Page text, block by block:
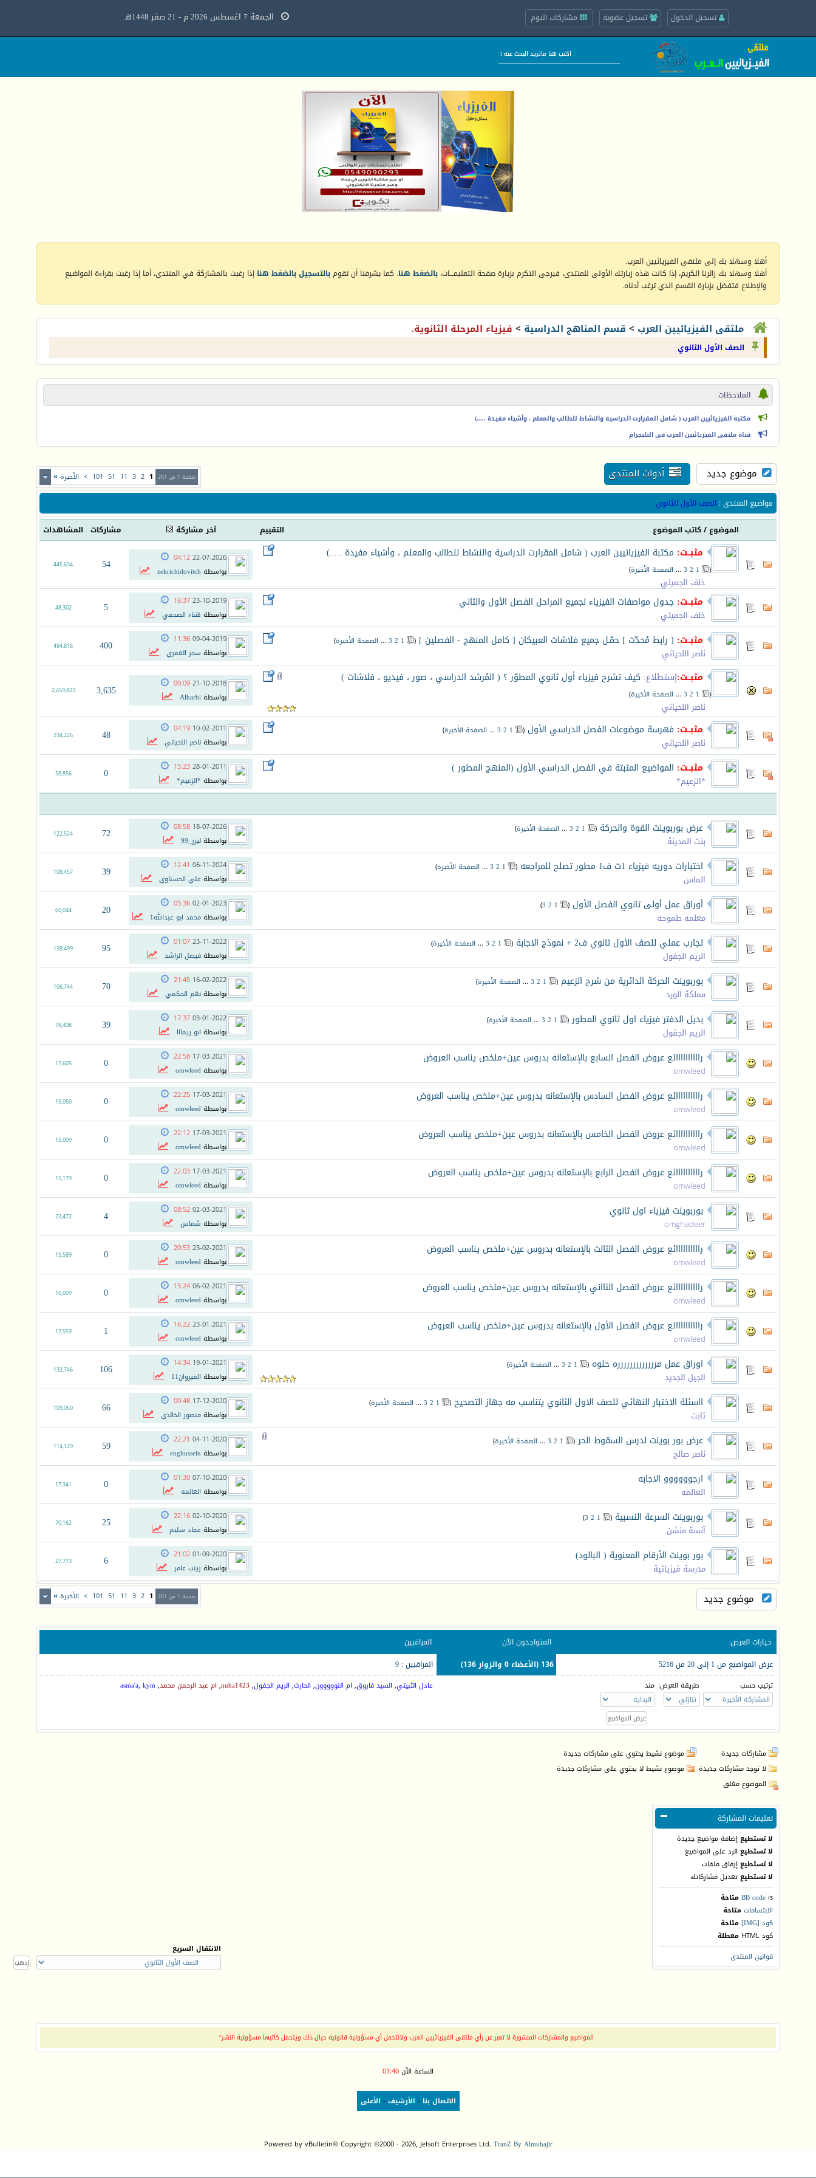
تسجيل الدخول تسجيل عضوية مشاركات اليوم الجمعة 7 اغسطس 2026 م - 21 صفر 1448هـ
أهلا وسهلا بك إلى ملتقى الفيزيائيين العرب.
أهلا وسهلا بك زائرنا الكريم، إذا كانت هذه زيارتك الأولى للمنتدى، فيرجى التكرم بزيارة صفحة التعليمـــات، بالضغط هنا. كما يشرفنا أن تقومبالتسجيل بالضغط هنا إذا رغبت بالمشاركة في المنتدى، أما إذا رغبت بقراءة المواضيع
والإطلاع فتفضل بزيارة القسم الذي ترغب أدناه.
ملتقى الفيزيائيين العرب > قسم المناهج الدراسية > فيزياء المرحلة الثانوية.
الصف الأول الثانوي
الملاحظات
مكتبة الفيزيائيين العرب ( شامل المقرارت الدراسية والنشاط للطالب والمعلم ، وأشياء مفيدة .....)
قناة ملتقى الفيزيائيين العرب في التليجرام
موضوع جديد أدوات المنتدى صفحة 1 من 261 1
2
3
11
51
101
> الأخيرة »
مواضيع المنتدى: الصف الأول الثانوي
التقييم
الموضوع/كاتب الموضوع آخر مشاركة مشاركات المشاهدات
مثبــت: مكتبة الفيزيائيين العرب ( شامل المقرارت الدراسية والنشاط للطالب والمعلم ، وأشياء مفيدة .....)
(
1
2
3
... الصفحة الأخيرة)
خلف الجميلي
22-07-2026
04:12
بواسطةzekrichidovitch
54
445,634
مثبــت: جدول مواصفات الفيزياء لجميع المراحل الفصل الأول والثاني
خلف الجميلي
23-10-2019
16:37
بواسطة هناء الصحفي 5
48,302
مثبــت: [ رابط مُحدّث ] حمّـل جميع فلاشات العبيكان [ كامل المنهج - الفصلين ] (
1
2
3
... الصفحة الأخيرة)
ناصر اللحياني
09-04-2019
11:36
بواسطة سحر العمري 400
484,816
مثبــت:إستطلاع: كيف تشرح فيزياء أول ثانوي المطوّر ؟ ( المُرشد الدراسي ، صور ، فيديو ، فلاشات )
(
1
2
3
... الصفحة الأخيرة)
ناصر اللحياني
21-10-2018
00:09
بواسطةAlharbi
3,635
2,469,823
مثبــت: فهرسة موضوعات الفصل الدراسي الأول (
1
2
3
... الصفحة الأخيرة)
ناصر اللحياني
10-02-2011
04:19
بواسطةناصر اللحياني 48
234,226
مثبــت: المواضيع المثبتة في الفصل الدراسي الأول (المنهج المطور )
*الزعيم*
28-01-2011
15:23
بواسطة *الزعيم* 0
58,856
عرض بوربوينت القوة والحركة (
1
2
3
... الصفحة الأخيرة)
بنت المدينة
18-07-2026
08:58
بواسطةليزر_99 72
122,524
اختبارات دوريه فيزياء 1ث ف1 مطور تصلح للمراجعه (
1
2
3
... الصفحة الأخيرة)
الماس
06-11-2024
12:41
بواسطةعلي الحسناوي 39
108,457
أوراق عمل أولى ثانوي الفصل الأول (
1
2
3
)
معلمه طموحه
02-01-2023
05:36
بواسطةمحمد ابو عبدالله1 20
60,044
تجارب عملي للصف الأول ثانوي ف2 + نموذج الاجابة (
1
2
3
... الصفحة الأخيرة)
الريم الجفول
23-11-2022
01:07
بواسطةفيصل الراشد 95
138,499
بوربوينت الحركة الدائرية من شرح الزعيم (
1
2
3
... الصفحة الأخيرة)
مملكة الورد
16-02-2022
21:45
بواسطةنغم الحكمي 70
106,744
بديل الدفتر فيزياء اول ثانوي المطور‏
(
1
2
3
... الصفحة الأخيرة)
الريم الجفول
03-01-2022
17:37
بواسطة ابو ريمااا 39
78,408
راااااااااائع عروض الفصل السابع بالإستعانه بدروس عين+ملخص يناسب العروض
omwleed
17-03-2021
22:58
بواسطةomwleed
0
17,605
راااااااااائع عروض الفصل السادس بالإستعانه بدروس عين+ملخص يناسب العروض
omwleed
17-03-2021
22:25
بواسطةomwleed
0
15,050
راااااااااائع عروض الفصل الخامس بالإستعانه بدروس عين+ملخص يناسب العروض
omwleed
17-03-2021
22:12
بواسطةomwleed
0
15,009
راااااااااائع عروض الفصل الرابع بالإستعانه بدروس عين+ملخص يناسب العروض
omwleed
17-03-2021
22:03
بواسطةomwleed
0
15,179
بوربوينت فيزياء اول ثانوي
omghadeer
02-03-2021
08:52
بواسطة شماس 4
23,472
راااااااااائع عروض الفصل الثالث بالإستعانه بدروس عين+ملخص يناسب العروض
omwleed
23-02-2021
20:53
بواسطةomwleed
0
15,589
راااااااااائع عروض الفصل الثااني بالإستعانه بدروس عين+ملخص يناسب العروض
omwleed
06-02-2021
15:24
بواسطةomwleed
0
16,009
راااااااااائع عروض الفصل الأول بالإستعانه بدروس عين+ملخص يناسب العروض
omwleed
23-01-2021
16:22
بواسطةomwleed
1
17,559
اوراق عمل مررررررررررررره حلوه (
1
2
3
... الصفحة الأخيرة)
الجيل الجديد
19-01-2021
14:34
بواسطة القيروان11 106
132,746
ااسئلة الاختبار النهائي للصف الاول الثانوي يتناسب مه جهاز التصحيح (
1
2
3
... الصفحة الأخيرة)
ثابت
17-12-2020
00:48
بواسطةمنصور الخالدي 66
109,050
عرض بور بوينت لدرس السقوط الحر‏
(
1
2
3
... الصفحة الأخيرة)
ناصر صالح
04-11-2020
22:21
بواسطةenghussein
59
114,129
ارجوووووو الاجابه
العالمه
07-10-2020
01:30
بواسطة العالمه 0
17,341
بوربوينت السرعة النسبية (
1
2
3
)
آنسة منشن
02-10-2020
22:16
بواسطةعماد سليم 25
70,162
بور بوينت الأرقام المعنوية ( البالود)
مدرسة فيزيائية
01-09-2020
21:02
بواسطة زينب عامر 6
27,773
موضوع جديد صفحة 1 من 261 1
2
3
11
51
101
> الأخيرة »
خيارات العرض المتواجدون الآن
المراقبين
عرض المواضيع من 1 إلى 20 من 5216
136 (الأعضاء 0 والزوار 136) المراقبين : 9
ترتيب حسب طريقة العرض: منذ عادل الثبيتي, السيد فاروق, ام النووووون, الحارث, الريم الجفول,
nuha1423
, ام عبد الرحمن محمد,
asma'a, kym
مشاركات جديدة
موضوع نشيط يحتوي على مشاركات جديدة
لا توجد مشاركات جديدة
موضوع نشيط لا يحتوي على مشاركات جديدة
الموضوع مغلق
تعليمات المشاركة
لا تستطيعإضافة مواضيع جديدة
لا تستطيع الرد على المواضيع
لا تستطيعإرفاق ملفات
لا تستطيعتعديل مشاركاتك
BB code is
متاحة
الابتساماتمتاحة
كود [IMG]
متاحة
كود HTML
معطلة
قوانين المنتدى
الانتقال السريع
المواضيع والمشاركات المنشورة لا تعبر عن رأي ملتقى الفيزيائيين العرب ولانتحمل أي مسؤولية قانونية حيال ذلك ويتحمل كاتبها مسؤولية النشر"
الساعة الآن01:40
الاتصال بنا - الأرشيف- الأعلى
Powered by vBulletin® Copyright ©2000 - 2026, Jelsoft Enterprises Ltd. TranZ By Almuhajir